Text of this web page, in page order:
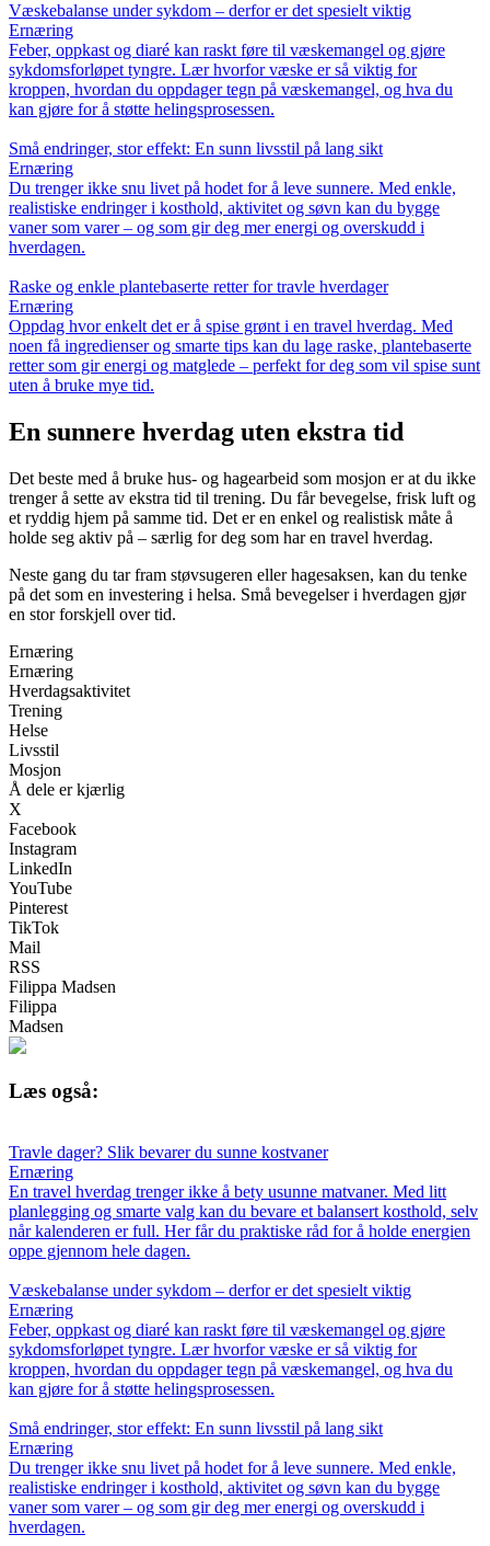
Væskebalanse under sykdom – derfor er det spesielt viktig
Ernæring
Feber, oppkast og diaré kan raskt føre til væskemangel og gjøre
sykdomsforløpet tyngre. Lær hvorfor væske er så viktig for
kroppen, hvordan du oppdager tegn på væskemangel, og hva du
kan gjøre for å støtte helingsprosessen.
Små endringer, stor effekt: En sunn livsstil på lang sikt
Ernæring
Du trenger ikke snu livet på hodet for å leve sunnere. Med enkle,
realistiske endringer i kosthold, aktivitet og søvn kan du bygge
vaner som varer – og som gir deg mer energi og overskudd i
hverdagen.
Raske og enkle plantebaserte retter for travle hverdager
Ernæring
Oppdag hvor enkelt det er å spise grønt i en travel hverdag. Med
noen få ingredienser og smarte tips kan du lage raske, plantebaserte
retter som gir energi og matglede – perfekt for deg som vil spise sunt
uten å bruke mye tid.
En sunnere hverdag uten ekstra tid
Det beste med å bruke hus- og hagearbeid som mosjon er at du ikke
trenger å sette av ekstra tid til trening. Du får bevegelse, frisk luft og
et ryddig hjem på samme tid. Det er en enkel og realistisk måte å
holde seg aktiv på – særlig for deg som har en travel hverdag.
Neste gang du tar fram støvsugeren eller hagesaksen, kan du tenke
på det som en investering i helsa. Små bevegelser i hverdagen gjør
en stor forskjell over tid.
Ernæring
Ernæring
Hverdagsaktivitet
Trening
Helse
Livsstil
Mosjon
Å dele er kjærlig
X
Facebook
Instagram
LinkedIn
YouTube
Pinterest
TikTok
Mail
RSS
Filippa Madsen
Filippa
Madsen
Læs også:
Travle dager? Slik bevarer du sunne kostvaner
Ernæring
En travel hverdag trenger ikke å bety usunne matvaner. Med litt
planlegging og smarte valg kan du bevare et balansert kosthold, selv
når kalenderen er full. Her får du praktiske råd for å holde energien
oppe gjennom hele dagen.
Væskebalanse under sykdom – derfor er det spesielt viktig
Ernæring
Feber, oppkast og diaré kan raskt føre til væskemangel og gjøre
sykdomsforløpet tyngre. Lær hvorfor væske er så viktig for
kroppen, hvordan du oppdager tegn på væskemangel, og hva du
kan gjøre for å støtte helingsprosessen.
Små endringer, stor effekt: En sunn livsstil på lang sikt
Ernæring
Du trenger ikke snu livet på hodet for å leve sunnere. Med enkle,
realistiske endringer i kosthold, aktivitet og søvn kan du bygge
vaner som varer – og som gir deg mer energi og overskudd i
hverdagen.